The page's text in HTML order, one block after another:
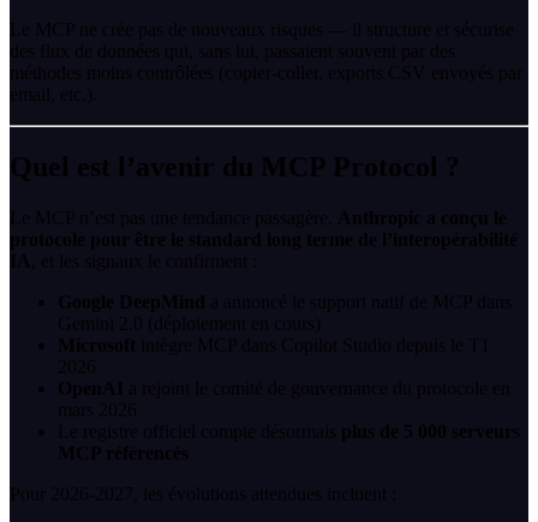
Le MCP ne crée pas de nouveaux risques — il structure et sécurise
des flux de données qui, sans lui, passaient souvent par des
méthodes moins contrôlées (copier-coller, exports CSV envoyés par
email, etc.).
Quel est l’avenir du MCP Protocol ?
Le MCP n’est pas une tendance passagère.
Anthropic a conçu le
protocole pour être le standard long terme de l’interopérabilité
IA
, et les signaux le confirment :
Google DeepMind a annoncé le support natif de MCP dans
Gemini 2.0 (déploiement en cours)
Microsoft intègre MCP dans Copilot Studio depuis le T1
2026
OpenAI a rejoint le comité de gouvernance du protocole en
mars 2026
Le registre officiel compte désormais plus de 5 000 serveurs
MCP référencés
Pour 2026-2027, les évolutions attendues incluent :